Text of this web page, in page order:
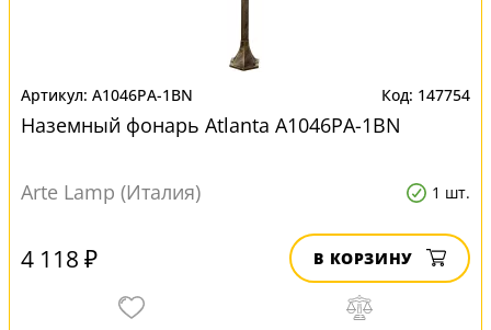
A1046PA-1BN 147754
Наземный фонарь Atlanta A1046PA-1BN
Arte Lamp (Италия) 1 шт.
4 118 ₽ В КОРЗИНУ